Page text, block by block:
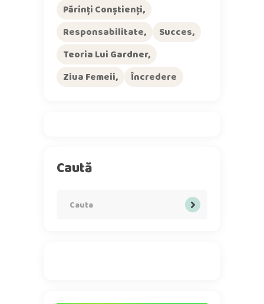
Părinți Conștienți
Responsabilitate
Succes
Teoria Lui Gardner
Ziua Femeii
Încredere
Caută
for: